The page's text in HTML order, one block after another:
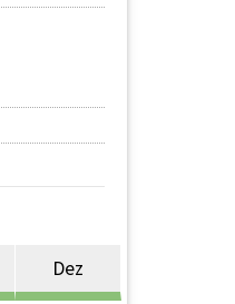
Dez